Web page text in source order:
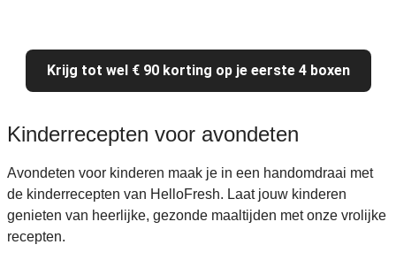
Krijg tot wel € 90 korting op je eerste 4 boxen
Kinderrecepten voor avondeten
Avondeten voor kinderen maak je in een handomdraai met
de kinderrecepten van HelloFresh. Laat jouw kinderen
genieten van heerlijke, gezonde maaltijden met onze vrolijke
recepten.